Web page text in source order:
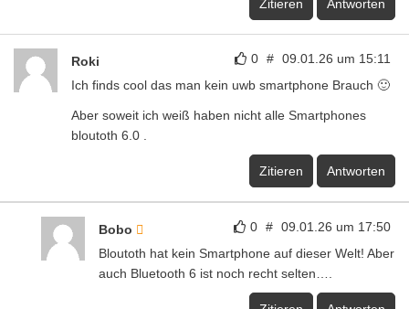
Zitieren Antworten
0 # 09.01.26 um 15:11
Roki
Ich finds cool das man kein uwb smartphone Brauch 🙂
Aber soweit ich weiß haben nicht alle Smartphones
bloutoth 6.0 .
Zitieren Antworten
0 # 09.01.26 um 17:50
Bobo
Bloutoth hat kein Smartphone auf dieser Welt! Aber
auch Bluetooth 6 ist noch recht selten….